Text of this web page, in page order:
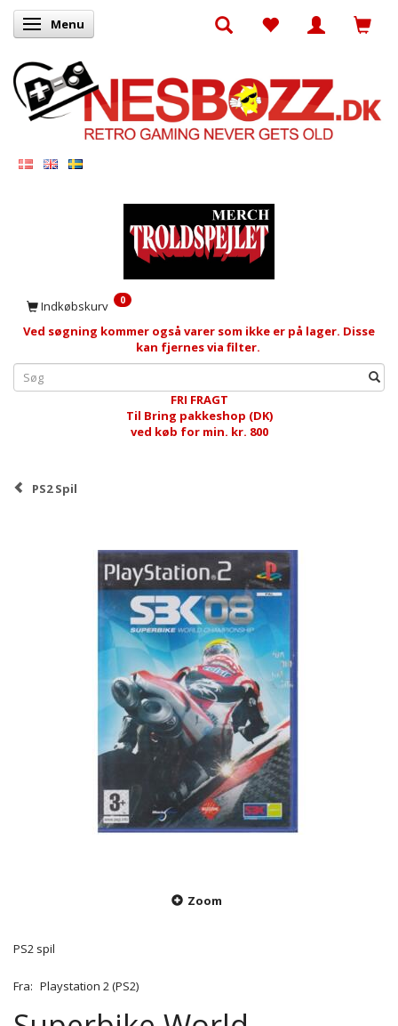
Skifte navigation
Menu
Indkøbskurv 0
Ved søgning kommer også varer som ikke er på lager. Disse
kan fjernes via filter.
FRI FRAGT
Til Bring pakkeshop (DK)
ved køb for min. kr. 800
PS2 Spil
Zoom
PS2 spil
Fra: Playstation 2 (PS2)